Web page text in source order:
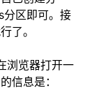
区即可。接
了。
浏览器打开一
信息是：